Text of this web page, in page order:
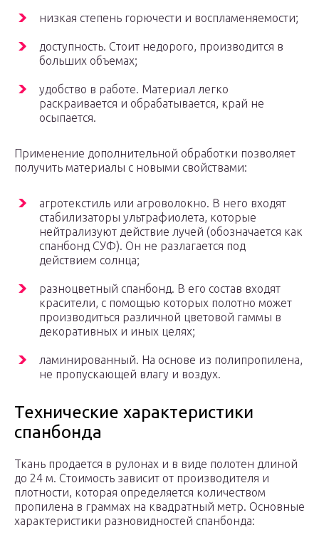
низкая степень горючести и воспламеняемости;
доступность. Стоит недорого, производится в
больших объемах;
удобство в работе. Материал легко
раскраивается и обрабатывается, край не
осыпается.
Применение дополнительной обработки позволяет
получить материалы с новыми свойствами:
агротекстиль или агроволокно. В него входят
стабилизаторы ультрафиолета, которые
нейтрализуют действие лучей (обозначается как
спанбонд СУФ). Он не разлагается под
действием солнца;
разноцветный спанбонд. В его состав входят
красители, с помощью которых полотно может
производиться различной цветовой гаммы в
декоративных и иных целях;
ламинированный. На основе из полипропилена,
не пропускающей влагу и воздух.
Технические характеристики
спанбонда
Ткань продается в рулонах и в виде полотен длиной
до 24 м. Стоимость зависит от производителя и
плотности, которая определяется количеством
пропилена в граммах на квадратный метр. Основные
характеристики разновидностей спанбонда: